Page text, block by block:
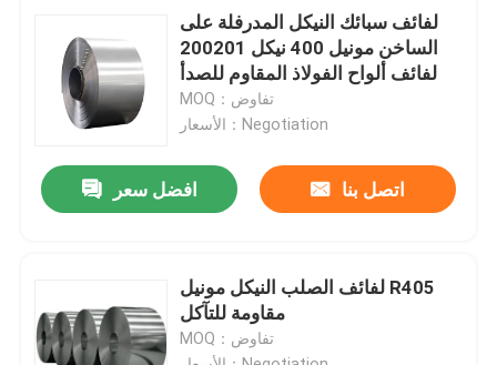
ورقة لوحة الفولاذ المقاوم للصدأ
أنبوب مربع SS
أنابيب الفولاذ المقاوم للصدأ غير الملحومة
قطاع الفولاذ المقاوم للصدأ
لفائف سبائك النيكل المدرفلة على
الساخن مونيل 400 نيكل 200201
لفائف ألواح الفولاذ المقاوم للصدأ
MOQ：تفاوض
الأسعار：Negotiation
افضل سعر اتصل بنا
لفائف الصلب النيكل مونيل R405
مقاومة للتآكل
MOQ：تفاوض